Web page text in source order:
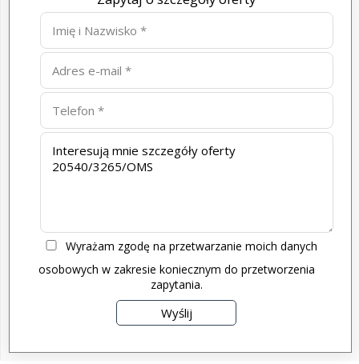
Wyrażam zgodę na przetwarzanie moich danych
osobowych w zakresie koniecznym do przetworzenia
zapytania.